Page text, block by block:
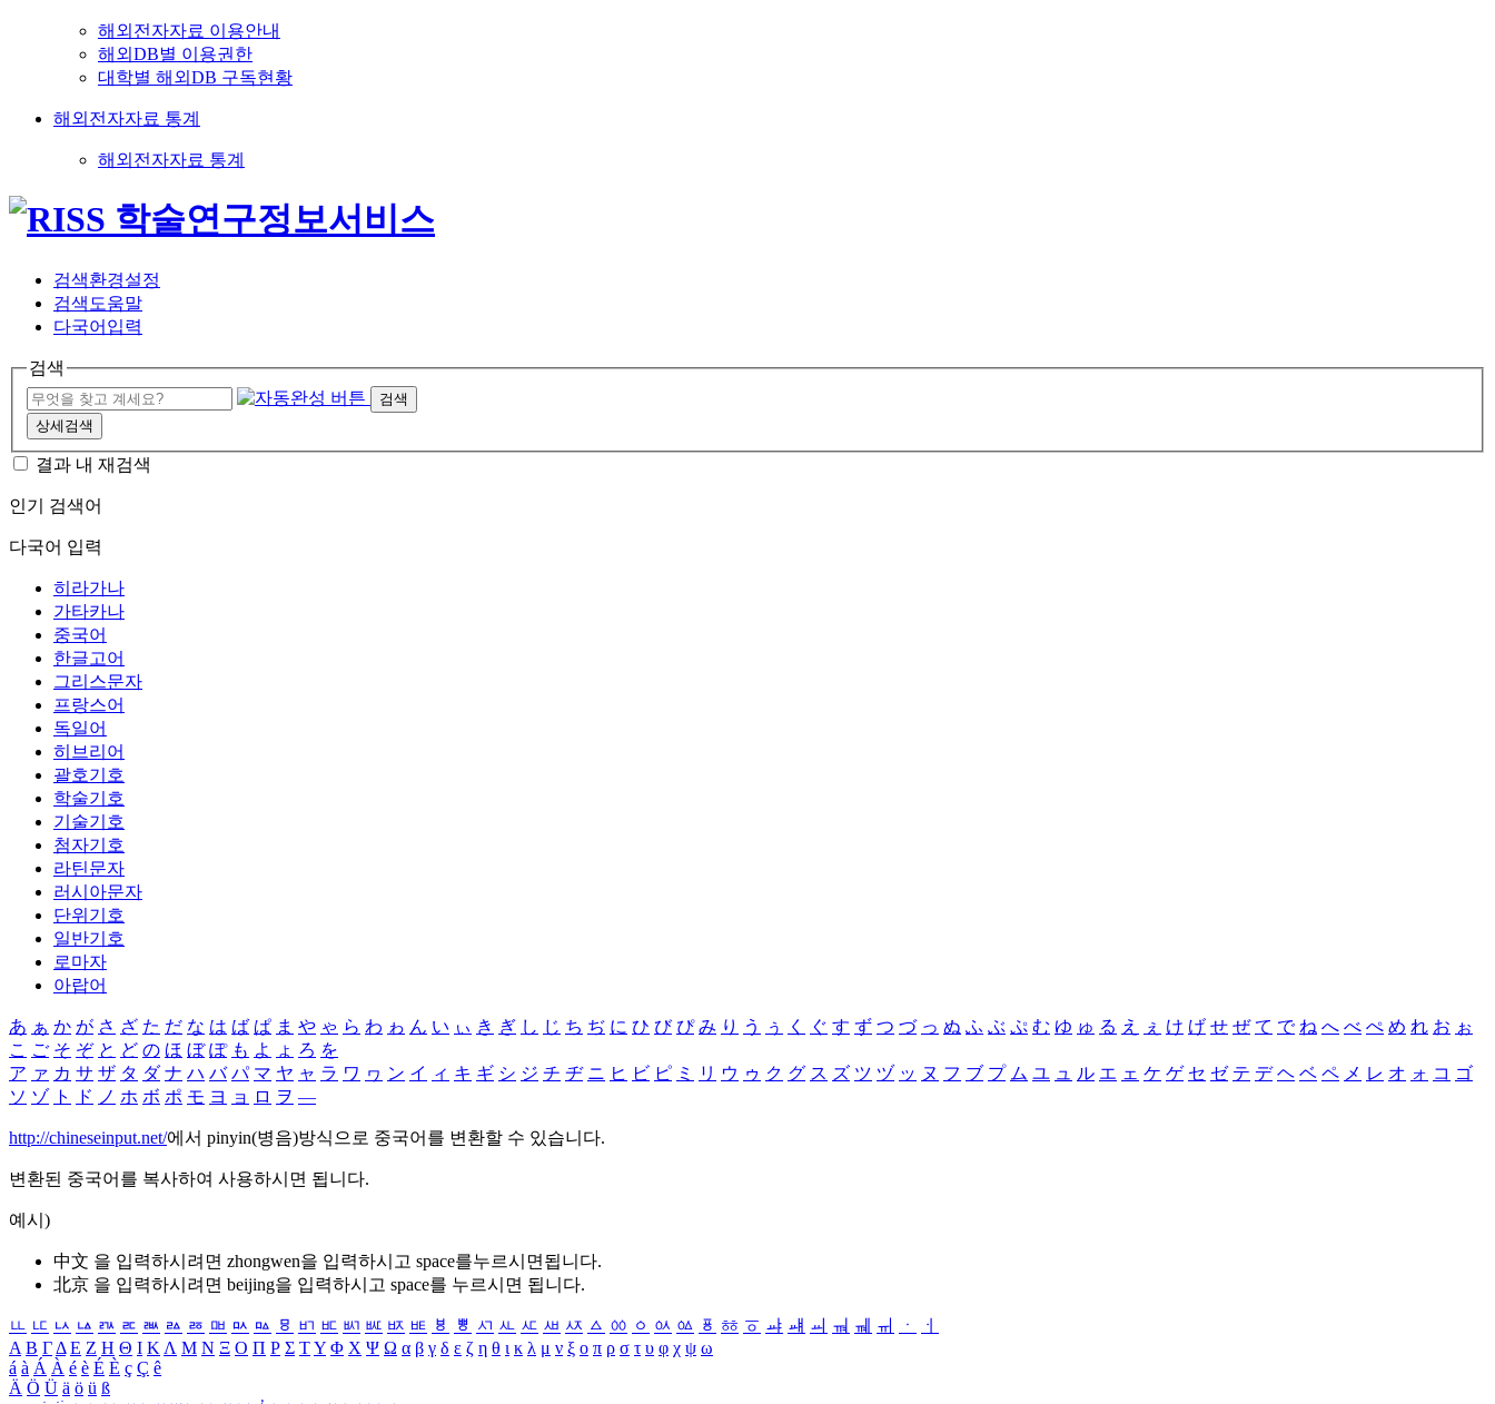
해외전자자료 이용안내
해외DB별 이용권한
대학별 해외DB 구독현황
해외전자자료 통계
해외전자자료 통계
검색환경설정
검색도움말
다국어입력
검색
검색
상세검색
결과 내 재검색
인기 검색어
다국어 입력
히라가나
가타카나
중국어
한글고어
그리스문자
프랑스어
독일어
히브리어
괄호기호
학술기호
기술기호
첨자기호
라틴문자
러시아문자
단위기호
일반기호
로마자
아랍어
あ ぁ か が さ ざ た だ な は ば ぱ ま や ゃ ら わ ゎ ん い ぃ き ぎ し じ ち ぢ に ひ び ぴ み り う ぅ く ぐ す ず つ づ っ ぬ ふ ぶ ぷ む ゆ ゅ る え ぇ け げ せ ぜ て で ね へ べ ぺ め れ お ぉ
こ ご そ ぞ と ど の ほ ぼ ぽ も よ ょ ろ を
ア ァ カ サ ザ タ ダ ナ ハ バ パ マ ヤ ャ ラ ワ ヮ ン イ ィ キ ギ シ ジ チ ヂ ニ ヒ ビ ピ ミ リ ウ ゥ ク グ ス ズ ツ ヅ ッ ヌ フ ブ プ ム ユ ュ ル エ ェ ケ ゲ セ ゼ テ デ ヘ ベ ペ メ レ オ ォ コ ゴ
ソ ゾ ト ド ノ ホ ボ ポ モ ヨ ョ ロ ヲ ―
http://chineseinput.net/에서 pinyin(병음)방식으로 중국어를 변환할 수 있습니다.
변환된 중국어를 복사하여 사용하시면 됩니다.
예시)
中文 을 입력하시려면 zhongwen을 입력하시고 space를누르시면됩니다.
北京 을 입력하시려면 beijing을 입력하시고 space를 누르시면 됩니다.
ㅥ ㅦ ㅧ ㅨ ㅩ ㅪ ㅫ ㅬ ㅭ ㅮ ㅯ ㅰ ㅱ ㅲ ㅳ ㅴ ㅵ ㅶ ㅷ ㅸ ㅹ ㅺ ㅻ ㅼ ㅽ ㅾ ㅿ ㆀ ㆁ ㆂ ㆃ ㆄ ㆅ ㆆ ㆇ ㆈ ㆉ ㆊ ㆋ ㆌ ㆍ
ㆎ
Α Β ΓΔ Ε Ζ Η Θ Ι ΚΛ Μ Ν Ξ Ο Π Ρ Σ ΤΥ Φ Χ Ψ Ω α β γ δ ε ζ η θ ι κ λ μ ν ξ ο π ρ σ τ υ φ χ ψ ω
á à Á À é è É È ç Ç ê
Ä Ö Ü ä ö ü ß